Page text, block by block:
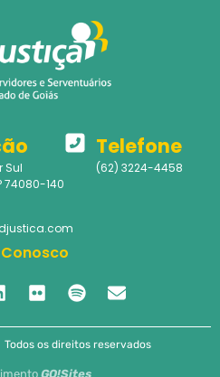
Sul
74080-140
Telefone
(62) 3224-4458
Todos os direitos reservados
GO!Sites